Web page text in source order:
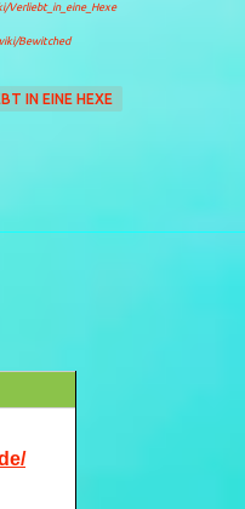
Verliebt_in_eine_Hexe
Bewitched
IN EINE HEXE